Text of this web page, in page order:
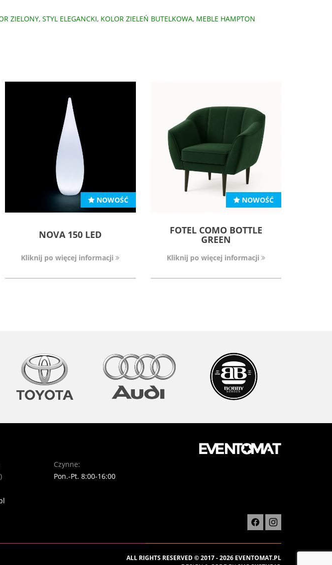
ZIELONY, STYL ELEGANCKI, KOLOR ZIELEŃ BUTELKOWA, MEBLE HAMPTON
NOWOŚĆ
NOVA 150 LED
Kliknij po więcej informacji
NOWOŚĆ
FOTEL COMO BOTTLE
GREEN
Kliknij po więcej informacji
Czynne:
Pon.-Pt. 8:00-16:00
ALL RIGHTS RESERVED © 2017 - 2026 EVENTOMAT.PL